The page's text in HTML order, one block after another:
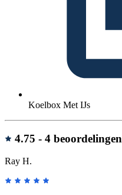
Koelbox Met IJs
Beoordelingen
4.75 - 4 beoordelingen
Ray H.